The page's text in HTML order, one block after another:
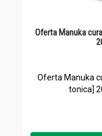
Oferta Manuka
Oferta Manuka
tonica]